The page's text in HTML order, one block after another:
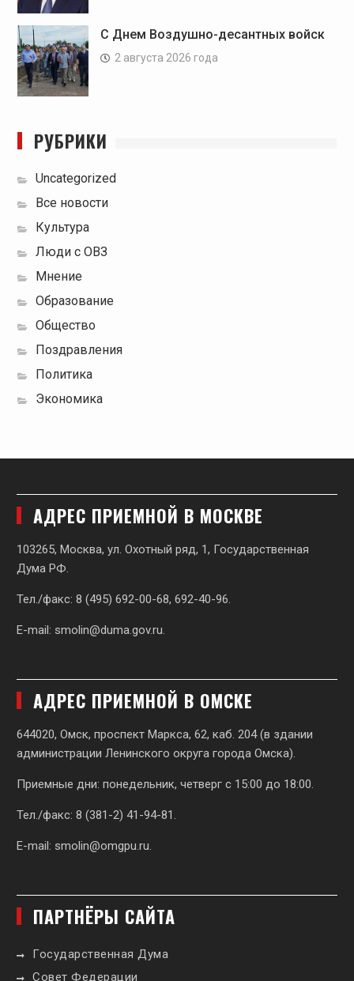
С Днем Воздушно-десантных войск
2 августа 2026 года
РУБРИКИ
Uncategorized
Все новости
Культура
Люди с ОВЗ
Мнение
Образование
Общество
Поздравления
Политика
Экономика
АДРЕС ПРИЕМНОЙ В МОСКВЕ
103265, Москва, ул. Охотный ряд, 1, Государственная
Дума РФ.
Тел./факс: 8 (495) 692-00-68, 692-40-96.
E-mail: smolin@duma.gov.ru
АДРЕС ПРИЕМНОЙ В ОМСКЕ
644020, Омск, проспект Маркса, 62, каб. 204 (в здании
администрации Ленинского округа города Омска).
Приемные дни: понедельник, четверг с 15:00 до 18:00.
Тел./факс: 8 (381-2) 41-94-81.
E-mail: smolin@omgpu.ru
ПАРТНЁРЫ САЙТА
Государственная Дума
Совет Федерации